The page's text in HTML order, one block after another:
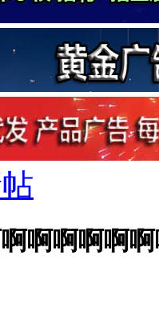
啊啊啊啊